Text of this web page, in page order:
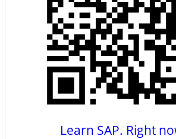
Learn SAP. Right